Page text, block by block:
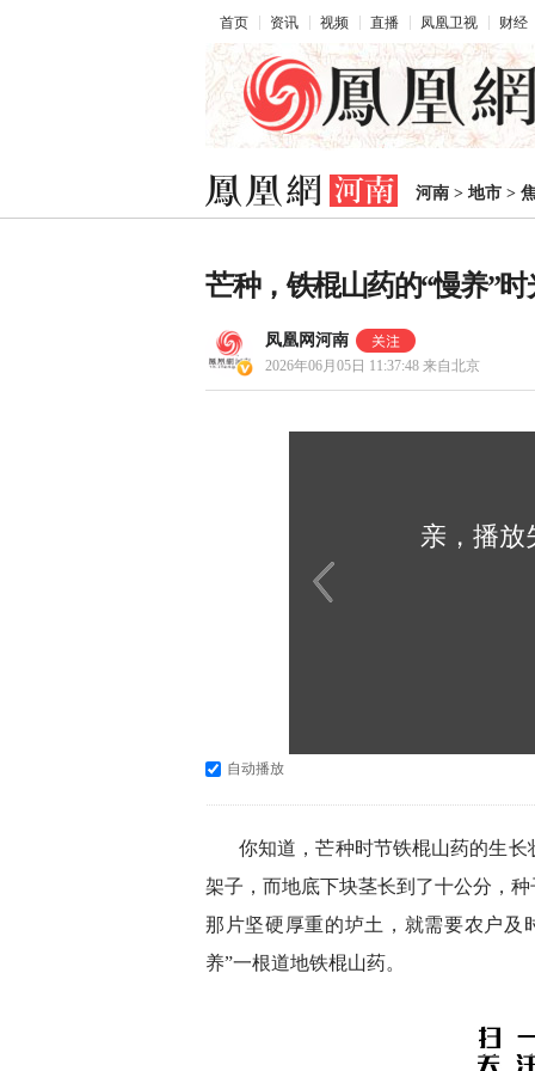
首页 资讯 视频 直播 凤凰卫视 财经
河南 > 地市 >
芒种，铁棍山药的“慢养”时
凤凰网河南
2026年06月05日 11:37:48 来自北京
亲，播放
自动播放
你知道，芒种时节铁棍山药的生
架子，而地底下块茎长到了十公分，
那片坚硬厚重的垆土，就需要农户及
养”一根道地铁棍山药。